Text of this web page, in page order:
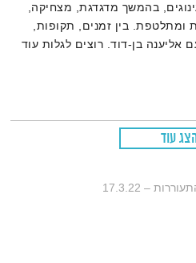
בהמשך מדגדגת, מצחיקה,
ומתלטפת. בין זמנים, תקופות,
אליענה בן-דוד. רוצים לגלות עוד
עוד
– 17.3.22